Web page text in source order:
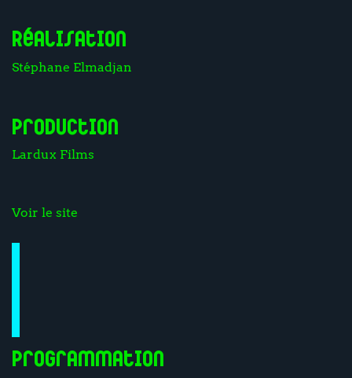
Réalisation
Stéphane Elmadjan
Production
Lardux Films
Voir le site
Programmation